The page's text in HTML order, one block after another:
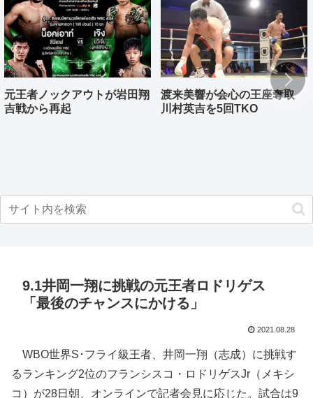
元王者ノックアウトが岩田翔
吉戦から再起
渡来美響が会心の王座奪取
川村英吉を5回TKO
9.1井岡一翔に挑戦の元王者ロドリゲス
「最後のチャンスにかける」
2021.08.28
WBO世界S･フライ級王者、井岡一翔（志成）に挑戦す
るランキング2位のフランシスコ・ロドリゲスJr（メキシ
コ）が28日朝、オンラインで記者会見に応じた。試合は9